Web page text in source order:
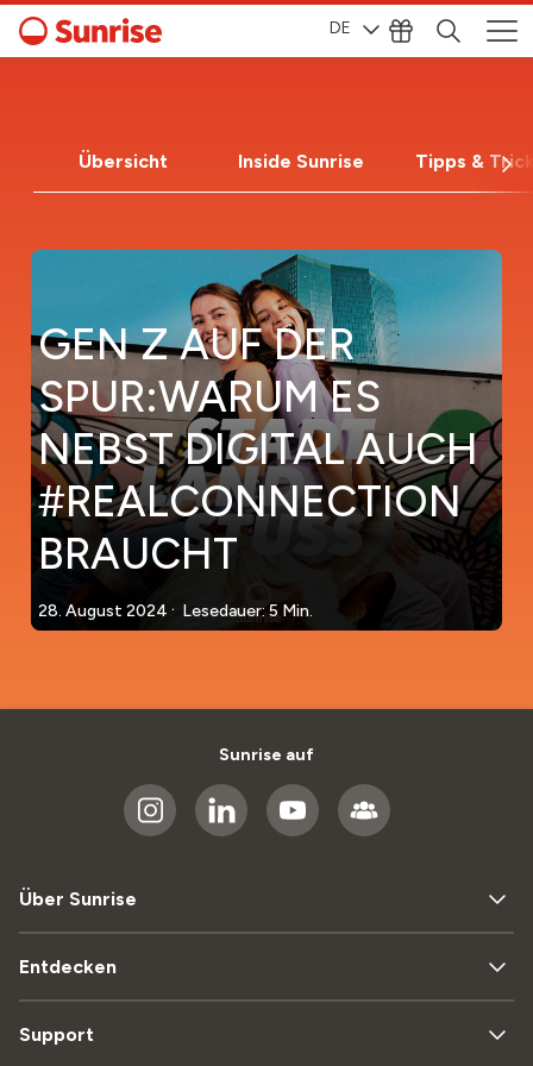
DE
Übersicht Inside Sunrise Tipps &
GEN Z AUF DER
SPUR:WARUM ES
NEBST DIGITAL AUCH
#REALCONNECTION
BRAUCHT
28. August 2024 . Lesedauer: 5 Min.
Sunrise auf
Über Sunrise
Entdecken
Support